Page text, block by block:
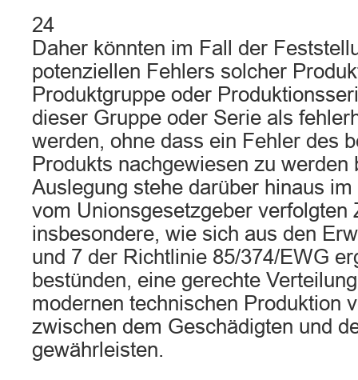
24
Daher könnten im Fall der
potenziellen Fehlers solcher
Produktgruppe oder
dieser Gruppe oder Serie als
werden, ohne dass ein Fehler des
Produkts nachgewiesen zu werden
Auslegung stehe darüber hinaus
vom Unionsgesetzgeber verfolgten
insbesondere, wie sich aus den
und 7 der Richtlinie 85/374/EWG
bestünden, eine gerechte
modernen technischen Produktion
zwischen dem Geschädigten und
gewährleisten.